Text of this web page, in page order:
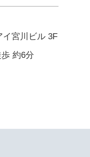
イ宮川ビル 3F
約6分